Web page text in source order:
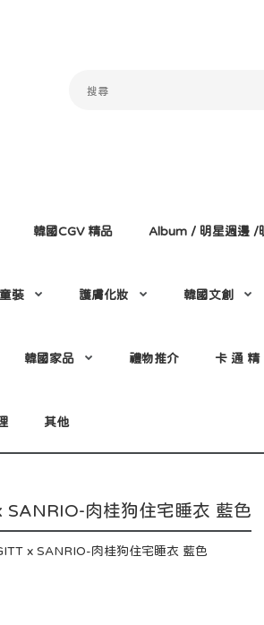
韓國CGV 精品 Album / 明星週邊 /
裝 護膚化妝 韓國文創
韓國家品 禮物推介 卡 通 精
其他
SANRIO-肉桂狗住宅睡衣 藍色
x SANRIO-肉桂狗住宅睡衣 藍色